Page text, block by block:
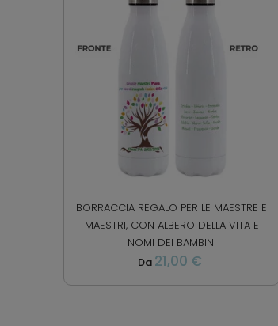
BORRACCIA REGALO PER LE MAESTRE E
MAESTRI, CON ALBERO DELLA VITA E
NOMI DEI BAMBINI
Da 21,00 €